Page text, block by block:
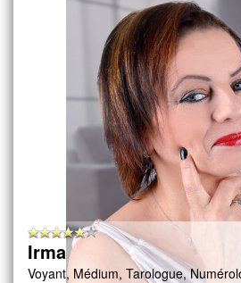
Irma
Voyant, Médium, Tarologue,